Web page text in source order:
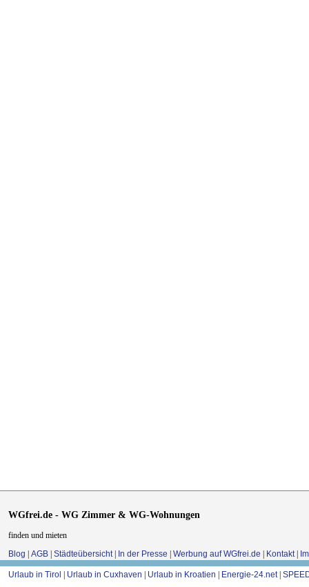
WGfrei.de - WG Zimmer & WG-Wohnungen
finden und mieten
Blog | AGB | Städteübersicht | In der Presse | Werbung auf WGfrei.de | Kontakt |
Urlaub in Tirol | Urlaub in Cuxhaven | Urlaub in Kroatien | Energie-24.net|